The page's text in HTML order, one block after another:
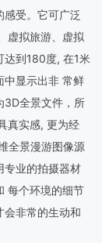
受。它可广泛
虚拟旅游、虚拟
达到180度, 在1米
中显示出非 常鲜
3D全景文件，所
真实感, 更为经
全景漫游图像源
专业的拍摄器材
每个环境的细节
会非常的生动和